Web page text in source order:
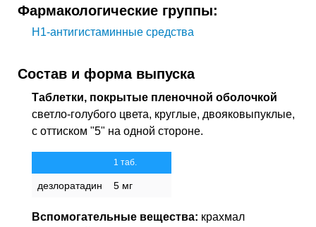
Фармакологические группы:
H1-антигистаминные средства
Состав и форма выпуска
Таблетки, покрытые пленочной оболочкой
светло-голубого цвета, круглые, двояковыпуклые,
с оттиском "5" на одной стороне.
1 таб.
дезлоратадин 5 мг
Вспомогательные вещества: крахмал